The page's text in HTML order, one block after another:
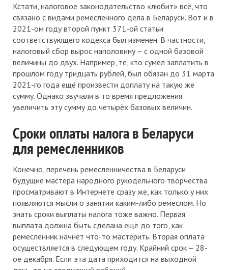
Кстати, налоговое законодательство «любит» всё, что
связано с видами ремесленного дела в Беларуси. Вот и в
2021-ом году второй пункт 371-ой статьи
соответствующего кодекса был изменен. В частности,
налоговый сбор вырос наполовину – с одной базовой
величины до двух. Например, те, кто сумел заплатить в
прошлом году тридцать рублей, был обязан до 31 марта
2021-го года ещё произвести доплату на такую же
сумму. Однако звучали в то время предложения
увеличить эту сумму до четырёх базовых величин.
Сроки оплаты налога в Беларуси
для ремесленников
Конечно, перечень ремесленничества в Беларуси
будущие мастера народного рукодельного творчества
просматривают в Интернете сразу же, как только у них
появляются мысли о занятии каким-либо ремеслом. Но
знать сроки выплаты налога тоже важно. Первая
выплата должна быть сделана ещё до того, как
ремесленник начнёт что-то мастерить. Вторая оплата
осуществляется в следующем году. Крайний срок – 28-
ое декабря. Если эта дата приходится на выходной